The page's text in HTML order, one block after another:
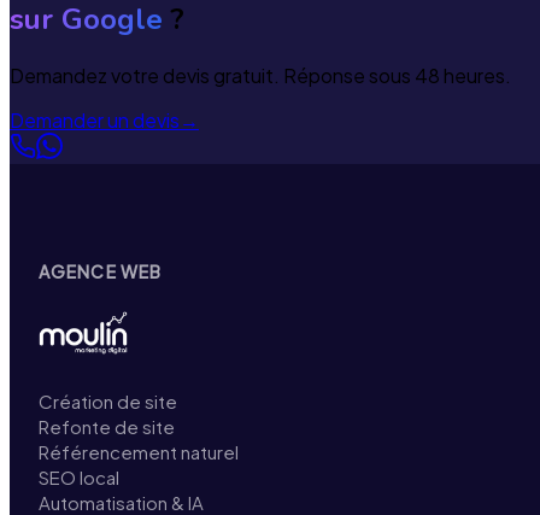
sur Google ?
Demandez votre devis gratuit. Réponse sous 48 heures.
Demander un devis→
AGENCE WEB
Création de site
Refonte de site
Référencement naturel
SEO local
Automatisation & IA